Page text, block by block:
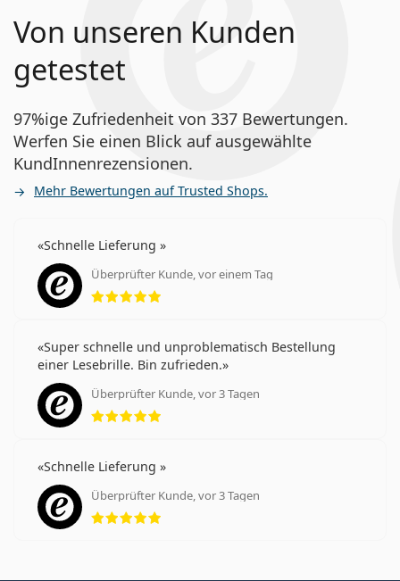
Von unseren Kunden
getestet
97%ige Zufriedenheit von 337 Bewertungen.
Werfen Sie einen Blick auf ausgewählte
KundInnenrezensionen.
Mehr Bewertungen auf Trusted Shops.
Schnelle Lieferung
Überprüfter Kunde, vor einem Tag
Bewertung 5 aus 5
Super schnelle und unproblematisch Bestellung
einer Lesebrille. Bin zufrieden.
Überprüfter Kunde, vor 3 Tagen
Bewertung 5 aus 5
Schnelle Lieferung
Überprüfter Kunde, vor 3 Tagen
Bewertung 5 aus 5